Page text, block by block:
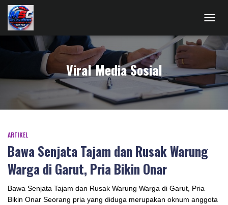
Viral Media Sosial
ARTIKEL
Bawa Senjata Tajam dan Rusak Warung
Warga di Garut, Pria Bikin Onar
Bawa Senjata Tajam dan Rusak Warung Warga di Garut, Pria
Bikin Onar Seorang pria yang diduga merupakan oknum anggota